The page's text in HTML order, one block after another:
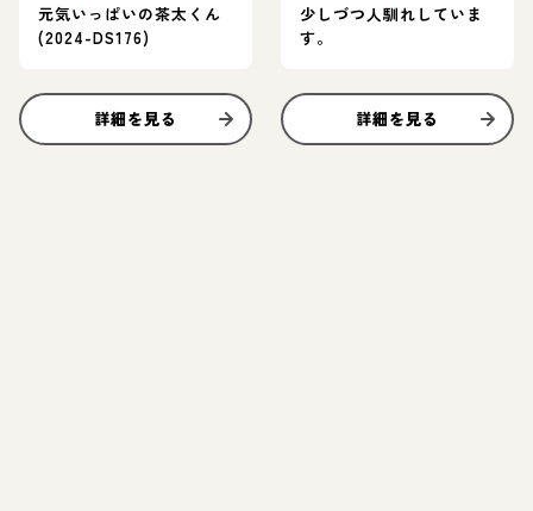
元気いっぱいの茶太くん
(2024-DS176)
詳細を見る
少しづつ人馴れしていま
す。
詳細を見る